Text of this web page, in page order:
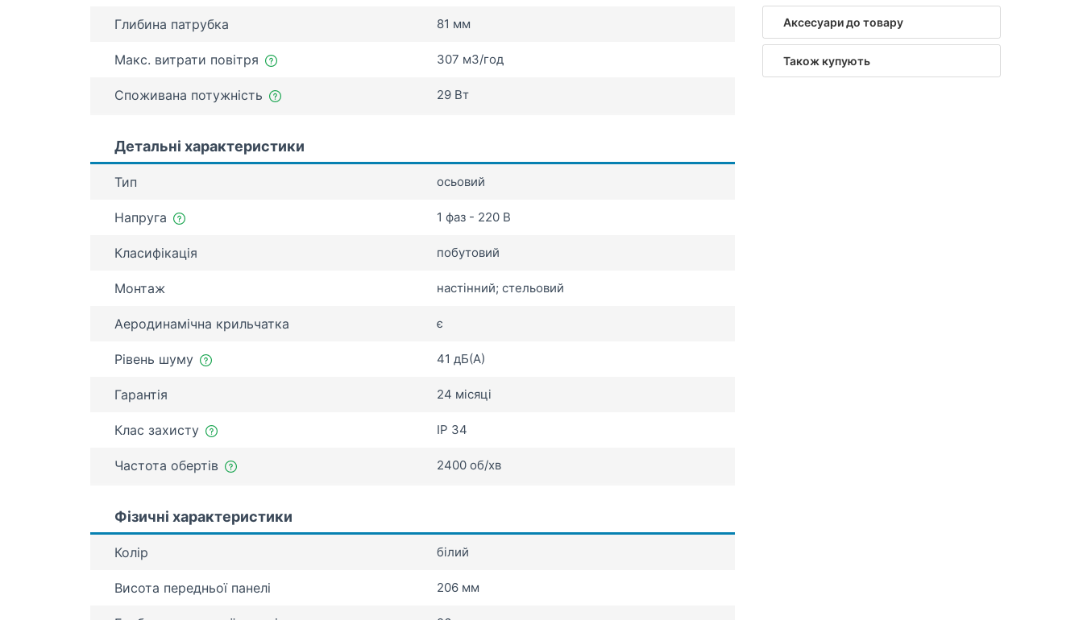
Аксесуари до товару
Також купують
Глибина патрубка 81 мм
Макс. витрати повітря 307 мЗ/год
Споживана потужність 29 Вт
Детальні характеристики
Тип осьовий
Напруга 1 фаз - 220 В
Класифікація побутовий
Монтаж настінний; стельовий
Аеродинамічна крильчатка є
Рівень шуму 41 дБ(А)
Гарантія 24 місяці
Клас захисту IP 34
Частота обертів 2400 об/хв
Фізичні характеристики
Колір білий
Висота передньої панелі 206 мм